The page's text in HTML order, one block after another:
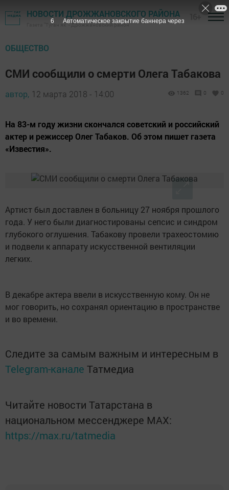
НОВОСТИ ДРОЖЖАНОВСКОГО РАЙОНА
Газета "Туган як" - Дрожжановский район
ОБЩЕСТВО
СМИ сообщили о смерти Олега Табакова
автор, 12 марта 2018 - 14:00 1362 0 0
На 83-м году жизни скончался советский и российский
актер и режиссер Олег Табаков. Об этом пишет газета
«Известия».
Артист был доставлен в больницу 27 ноября прошлого
года. У него были диагностированы сепсис и синдром
глубокого оглушения. Табакову провели трахеостомию
и подвели к аппарату искусственной вентиляции
легких.
В декабре актера ввели в искусственную кому. Он не
мог говорить, но сохранял ориентацию в пространстве
и во времени.
Следите за самым важным и интересным в
Telegram-канале Татмедиа
Читайте новости Татарстана в
национальном мессенджере MАХ:
https://max.ru/tatmedia
5 Автоматическое закрытие баннера через